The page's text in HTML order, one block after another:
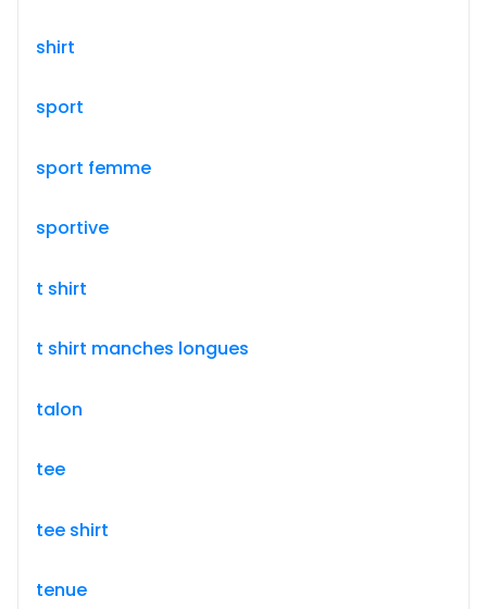
shirt
sport
sport femme
sportive
t shirt
t shirt manches longues
talon
tee
tee shirt
tenue